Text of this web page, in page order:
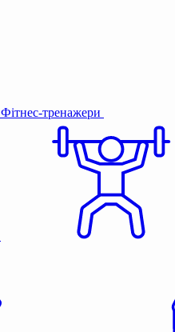
Фітнес-тренажери